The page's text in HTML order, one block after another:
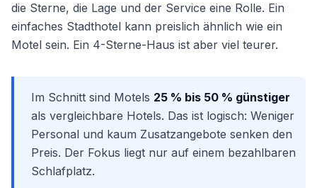
die Sterne, die Lage und der Service eine Rolle. Ein
einfaches Stadthotel kann preislich ähnlich wie ein
Motel sein. Ein 4-Sterne-Haus ist aber viel teurer.
Im Schnitt sind Motels 25 % bis 50 % günstiger
als vergleichbare Hotels. Das ist logisch: Weniger
Personal und kaum Zusatzangebote senken den
Preis. Der Fokus liegt nur auf einem bezahlbaren
Schlafplatz.